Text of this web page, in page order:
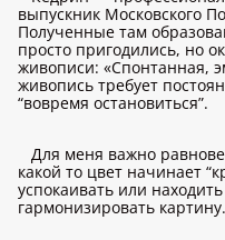
выпускник Московского
Полученные там
просто пригодились, но
живописи: «Спонтанная,
живопись требует
“вовремя остановиться”.
Для меня важно
какой то цвет начинает
успокаивать или
гармонизировать картину.